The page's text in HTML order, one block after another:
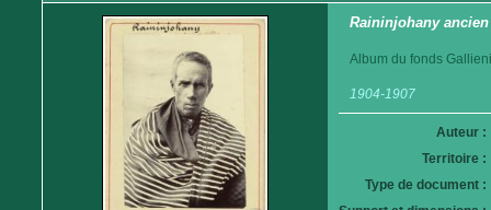
Raininjohany
Album du fonds
1904-1907
Auteur :
Territoire :
Type de document :